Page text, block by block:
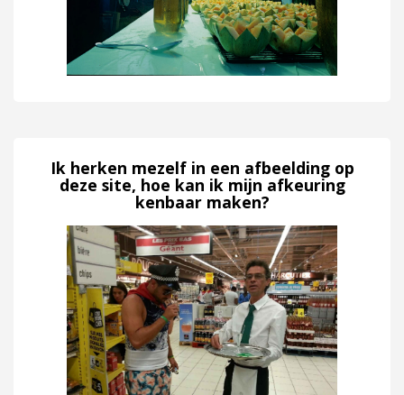
Ik herken mezelf in een afbeelding op
deze site, hoe kan ik mijn afkeuring
kenbaar maken?